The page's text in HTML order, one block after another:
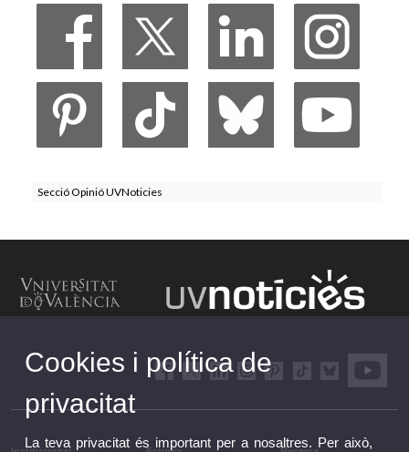
Secció Opinió UVNoticies
Cookies i política de
privacitat
La teva privacitat és important per a nosaltres. Per això,